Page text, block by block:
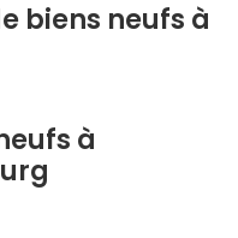
biens neufs à
à